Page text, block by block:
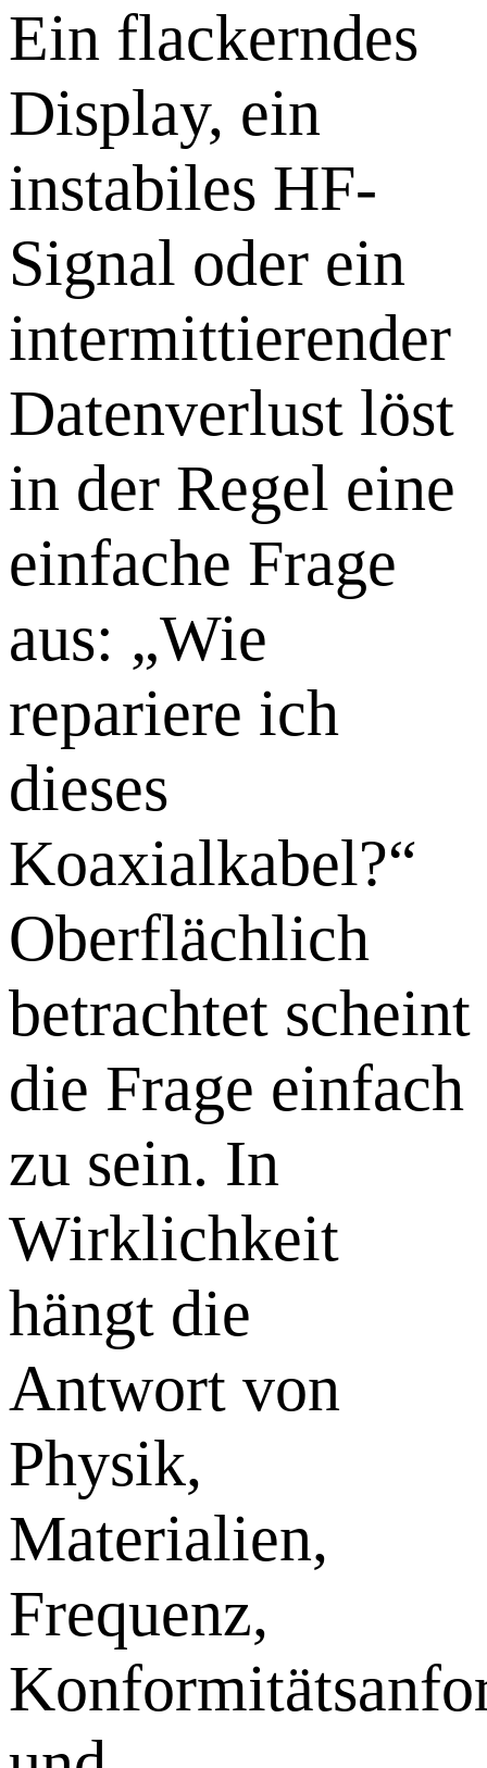
Ein flackerndes
Display, ein
instabiles HF-
Signal oder ein
intermittierender
Datenverlust löst
in der Regel eine
einfache Frage
aus: „Wie
repariere ich
dieses
Koaxialkabel?“
Oberflächlich
betrachtet scheint
die Frage einfach
zu sein. In
Wirklichkeit
hängt die
Antwort von
Physik,
Materialien,
Frequenz,